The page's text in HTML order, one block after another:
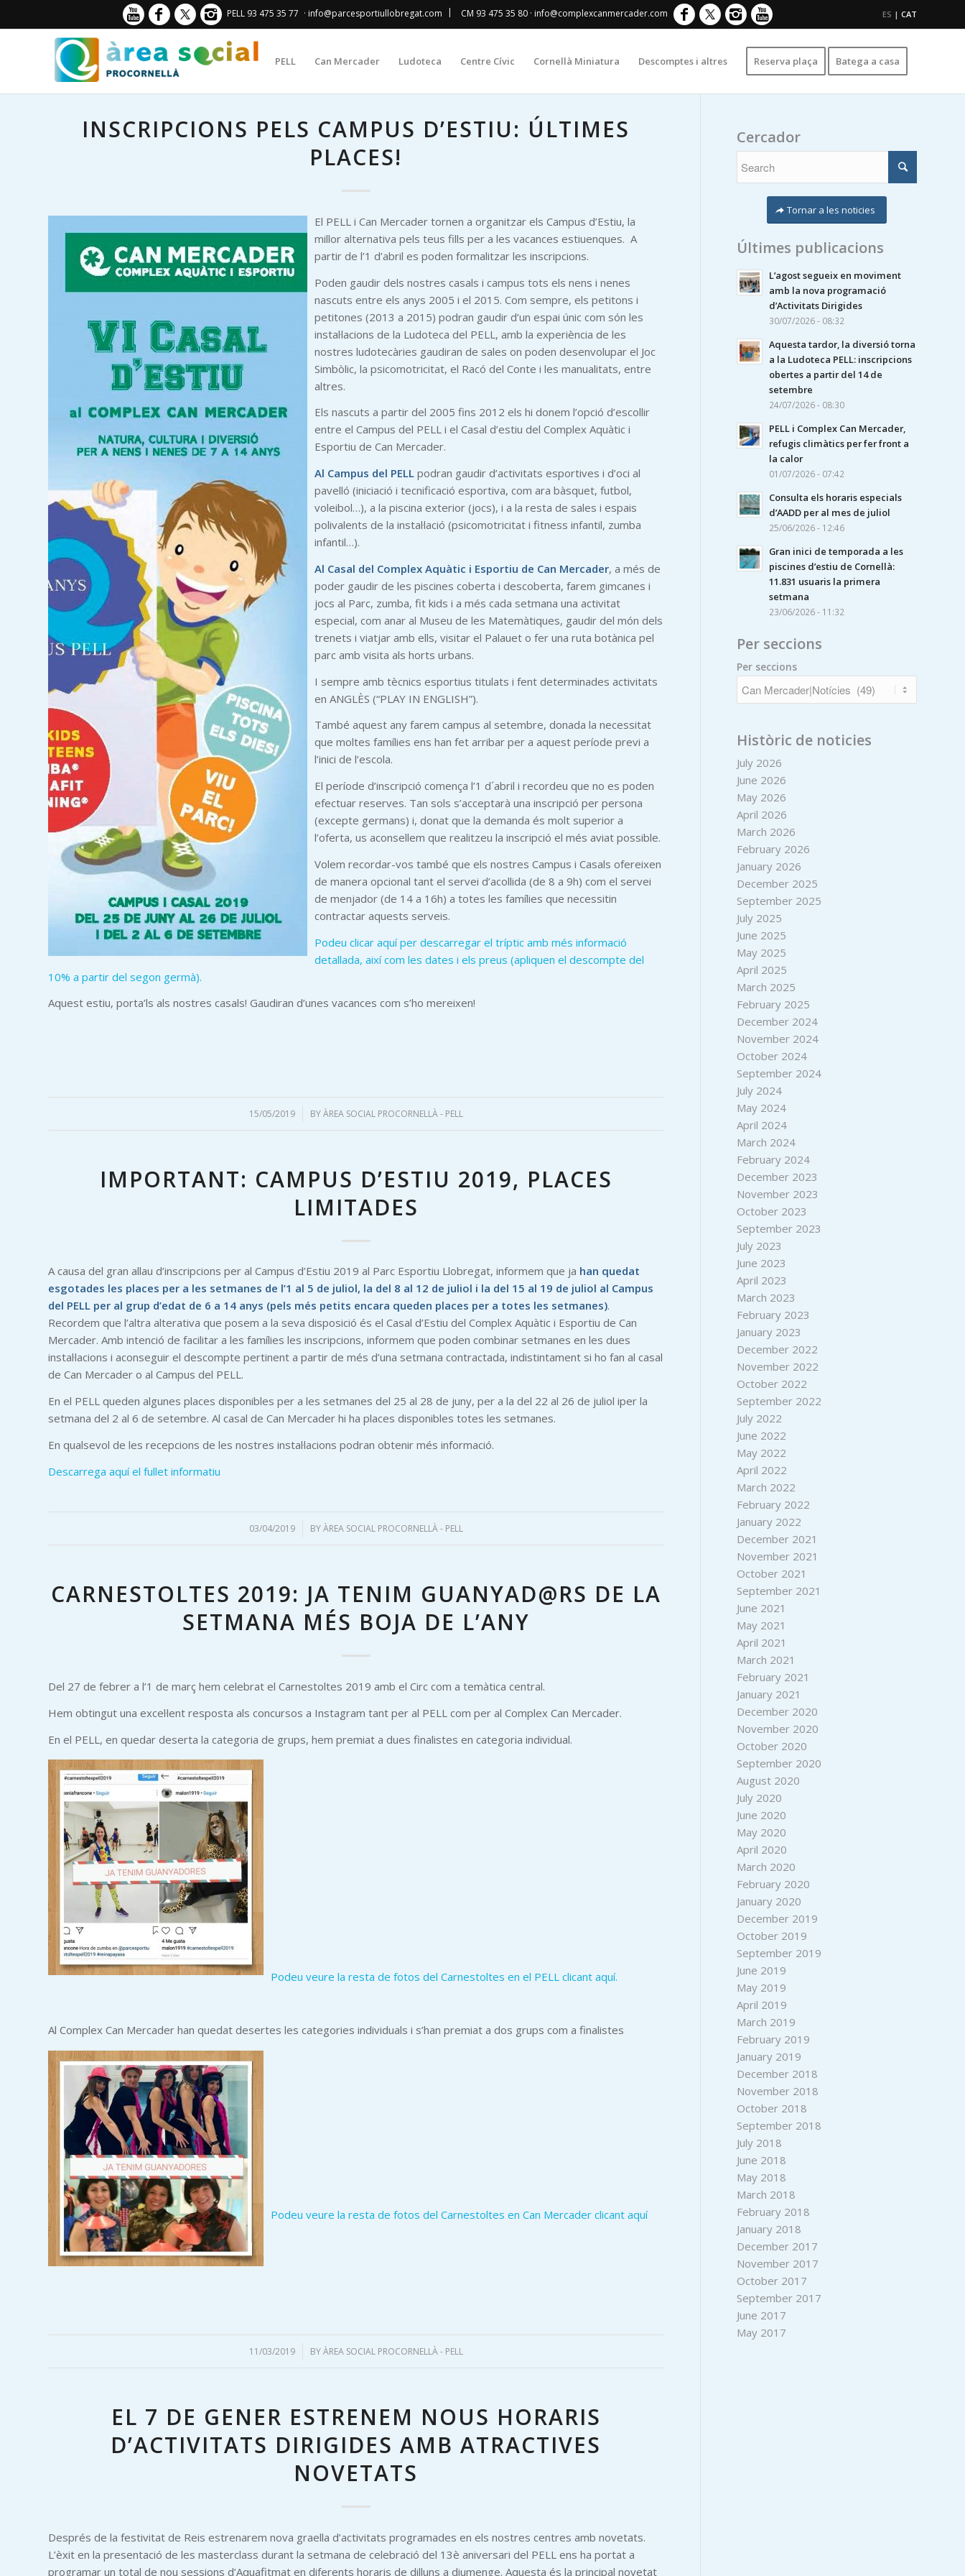
PELL 93 475 35 77 · info@parcesportiullobregat.com | CM 93 475 35 80· info@complexcanmercader.com ES | CAT
PELL Can Mercader Ludoteca Centre Cívic Cornellà Miniatura Descomptes i altres Reserva plaça Batega a casa
INSCRIPCIONS PELS CAMPUS D’ESTIU: ÚLTIMES
PLACES!
El PELL i Can Mercader tornen a organitzar els Campus d’Estiu, la
millor alternativa pels teus fills per a les vacances estiuenques. A
partir de l’1 d’abril es poden formalitzar les inscripcions.
Poden gaudir dels nostres casals i campus tots els nens i nenes
nascuts entre els anys 2005 i el 2015. Com sempre, els petitons i
petitones (2013 a 2015) podran gaudir d’un espai únic com són les
instal·lacions de la Ludoteca del PELL, amb la experiència de les
nostres ludotecàries gaudiran de sales on poden desenvolupar el Joc
Simbòlic, la psicomotricitat, el Racó del Conte i les manualitats, entre
altres.
Els nascuts a partir del 2005 fins 2012 els hi donem l’opció d’escollir
entre el Campus del PELL i el Casal d’estiu del Complex Aquàtic i
Esportiu de Can Mercader.
Al Campus del PELL podran gaudir d’activitats esportives i d’oci al
pavelló (iniciació i tecnificació esportiva, com ara bàsquet, futbol,
voleibol…), a la piscina exterior (jocs), i a la resta de sales i espais
polivalents de la instal·lació (psicomotricitat i fitness infantil, zumba
infantil…).
Al Casal del Complex Aquàtic i Esportiu de Can Mercader, a més de
poder gaudir de les piscines coberta i descoberta, farem gimcanes i
jocs al Parc, zumba, fit kids i a més cada setmana una activitat
especial, com anar al Museu de les Matemàtiques, gaudir del món dels
trenets i viatjar amb ells, visitar el Palauet o fer una ruta botànica pel
parc amb visita als horts urbans.
I sempre amb tècnics esportius titulats i fent determinades activitats
en ANGLÈS (“PLAY IN ENGLISH”).
També aquest any farem campus al setembre, donada la necessitat
que moltes famílies ens han fet arribar per a aquest període previ a
l’inici de l’escola.
El període d’inscripció comença l’1 d´abril i recordeu que no es poden
efectuar reserves. Tan sols s’acceptarà una inscripció per persona
(excepte germans) i, donat que la demanda és molt superior a
l’oferta, us aconsellem que realitzeu la inscripció el més aviat possible.
Volem recordar-vos també que els nostres Campus i Casals ofereixen
de manera opcional tant el servei d’acollida (de 8 a 9h) com el servei
de menjador (de 14 a 16h) a totes les famílies que necessitin
contractar aquests serveis.
Podeu clicar aquí per descarregar el tríptic amb més informació
detallada, així com les dates i els preus (apliquen el descompte del
10% a partir del segon germà).
Aquest estiu, porta’ls als nostres casals! Gaudiran d’unes vacances com s’ho mereixen!
15/05/2019
/ BYÀREA SOCIAL PROCORNELLÀ - PELL
IMPORTANT: CAMPUS D’ESTIU 2019, PLACES
LIMITADES
A causa del gran allau d’inscripcions per al Campus d’Estiu 2019 al Parc Esportiu Llobregat, informem que ja han quedat
esgotades les places per a les setmanes de l’1 al 5 de juliol, la del 8 al 12 de juliol i la del 15 al 19 de juliol al Campus
del PELL per al grup d’edat de 6 a 14 anys (pels més petits encara queden places per a totes les setmanes).
Recordem que l’altra alterativa que posem a la seva disposició és el Casal d’Estiu del Complex Aquàtic i Esportiu de Can
Mercader. Amb intenció de facilitar a les famílies les inscripcions, informem que poden combinar setmanes en les dues
instal·lacions i aconseguir el descompte pertinent a partir de més d’una setmana contractada, indistintament si ho fan al casal
de Can Mercader o al Campus del PELL.
En el PELL queden algunes places disponibles per a les setmanes del 25 al 28 de juny, per a la del 22 al 26 de juliol iper la
setmana del 2 al 6 de setembre. Al casal de Can Mercader hi ha places disponibles totes les setmanes.
En qualsevol de les recepcions de les nostres instal·lacions podran obtenir més informació.
Descarrega aquí el fullet informatiu
03/04/2019
/ BYÀREA SOCIAL PROCORNELLÀ - PELL
CARNESTOLTES 2019: JA TENIM GUANYAD@RS DE LA
SETMANA MÉS BOJA DE L’ANY
Del 27 de febrer a l’1 de març hem celebrat el Carnestoltes 2019 amb el Circ com a temàtica central.
Hem obtingut una excel·lent resposta als concursos a Instagram tant per al PELL com per al Complex Can Mercader.
En el PELL, en quedar deserta la categoria de grups, hem premiat a dues finalistes en categoria individual.
Podeu veure la resta de fotos del Carnestoltes en el PELL clicant aquí.
Al Complex Can Mercader han quedat desertes les categories individuals i s’han premiat a dos grups com a finalistes
Podeu veure la resta de fotos del Carnestoltes en Can Mercader clicant aquí
11/03/2019
/ BYÀREA SOCIAL PROCORNELLÀ - PELL
EL 7 DE GENER ESTRENEM NOUS HORARIS
D’ACTIVITATS DIRIGIDES AMB ATRACTIVES
NOVETATS
Després de la festivitat de Reis estrenarem nova graella d’activitats programades en els nostres centres amb novetats.
L’èxit en la presentació de les masterclass durant la setmana de celebració del 13è aniversari del PELL ens ha portat a
programar un total de nou sessions d’Aquafitmat en diferents horaris de dilluns a diumenge. Aquesta és la principal novetat
Cercador
Tornar a les noticies
Últimes publicacions
L’agost segueix en moviment
amb la nova programació
d’Activitats Dirigides
30/07/2026 - 08:32
Aquesta tardor, la diversió torna
a la Ludoteca PELL: inscripcions
obertes a partir del 14 de
setembre
24/07/2026 - 08:30
PELL i Complex Can Mercader,
refugis climàtics per fer front a
la calor
01/07/2026 - 07:42
Consulta els horaris especials
d’AADD per al mes de juliol
25/06/2026 - 12:46
Gran inici de temporada a les
piscines d’estiu de Cornellà:
11.831 usuaris la primera
setmana
23/06/2026 - 11:32
Per seccions
Per seccions
Històric de noticies
July 2026
June 2026
May 2026
April 2026
March 2026
February 2026
January 2026
December 2025
September 2025
July 2025
June 2025
May 2025
April 2025
March 2025
February 2025
December 2024
November 2024
October 2024
September 2024
July 2024
May 2024
April 2024
March 2024
February 2024
December 2023
November 2023
October 2023
September 2023
July 2023
June 2023
April 2023
March 2023
February 2023
January 2023
December 2022
November 2022
October 2022
September 2022
July 2022
June 2022
May 2022
April 2022
March 2022
February 2022
January 2022
December 2021
November 2021
October 2021
September 2021
June 2021
May 2021
April 2021
March 2021
February 2021
January 2021
December 2020
November 2020
October 2020
September 2020
August 2020
July 2020
June 2020
May 2020
April 2020
March 2020
February 2020
January 2020
December 2019
October 2019
September 2019
June 2019
May 2019
April 2019
March 2019
February 2019
January 2019
December 2018
November 2018
October 2018
September 2018
July 2018
June 2018
May 2018
March 2018
February 2018
January 2018
December 2017
November 2017
October 2017
September 2017
June 2017
May 2017